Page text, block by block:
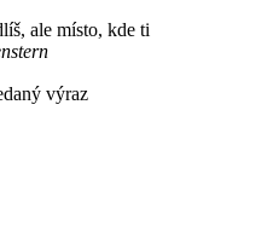
ale místo, kde ti
výraz